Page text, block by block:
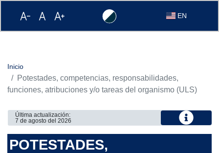
click
para
remover
la
click
aumentar
la
click
maximizar
la
Alto
Cambiar
el
idioma
EN
Inicio
Potestades, competencias, responsabilidades,
funciones, atribuciones y/o tareas del organismo (ULS)
Última actualización:
7 de agosto del 2026
POTESTADES,